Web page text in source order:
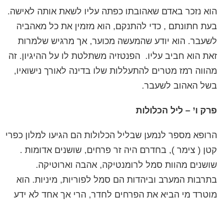
הוא נזכר באדם שאהובתו כפתה עליו לשאת אותה לאישה.
בעת חתונתם , כדי להתנקם, הוא מזמין את כל מאהביה
לשעבר. הוא יודע שהמעשה מכוער, אך מרגיש שלמרות
זאת הוא חביב עליו. הפנטזיה משתלטת לו על ההיגיון. זה
מהווה רמז מטרים להתעללות שלו בדינה לאורך נישואיו,
בשל האהוב לשעבר.
פרק ו’ – ליל הכלולות
הרופא מספר לנמען שבליל הכלולות הם הגיעו למלון כפרי
קטן ( צימר ), בחדרם היה זר פרחים, שושנים אדומות .
שושנים מהוות סמל לרומנטיקה, אהבה וארוטיקה.
בתרבות המערב וביהדות הם סמל לפוריות, מיניות. הוא
מוטרד מי הביא את הפרחים לחדר, הרי אך אחד לא ידע